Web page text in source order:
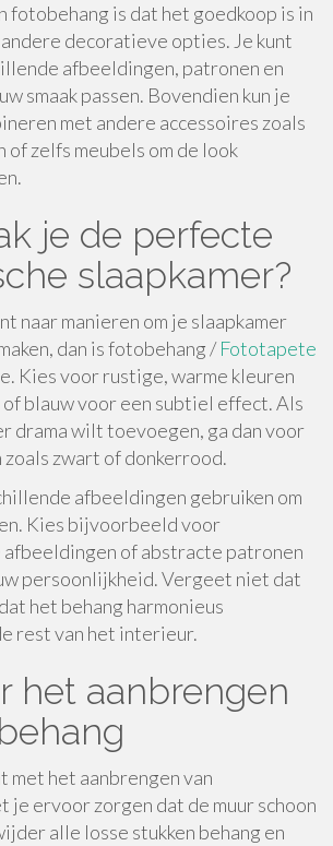
fotobehang is dat het goedkoop is in
decoratieve opties. Je kunt
afbeeldingen, patronen en
smaak passen. Bovendien kun je
met andere accessoires zoals
of zelfs meubels om de look
je de perfecte
slaapkamer?
naar manieren om je slaapkamer
dan is fotobehang /Fototapete
Kies voor rustige, warme kleuren
of blauw voor een subtiel effect. Als
drama wilt toevoegen, ga dan voor
zwart of donkerrood.
afbeeldingen gebruiken om
Kies bijvoorbeeld voor
afbeeldingen of abstracte patronen
persoonlijkheid. Vergeet niet dat
het behang harmonieus
rest van het interieur.
het aanbrengen
met het aanbrengen van
je ervoor zorgen dat de muur schoon
alle losse stukken behang en